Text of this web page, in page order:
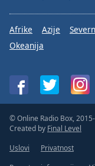
Afrike Azije
Okeanija
© Online Radio Box,
Created by Final Level
Uslovi
Privatnost